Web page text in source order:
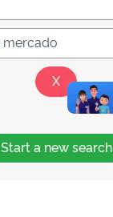
Start a new search